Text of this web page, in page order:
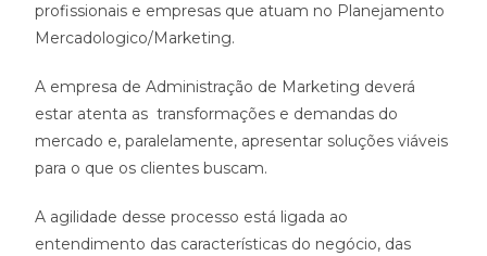
profissionais e empresas que atuam no Planejamento
Mercadologico/Marketing.
A empresa de Administração de Marketing deverá
estar atenta as transformações e demandas do
mercado e, paralelamente, apresentar soluções viáveis
para o que os clientes buscam.
A agilidade desse processo está ligada ao
entendimento das características do negócio, das